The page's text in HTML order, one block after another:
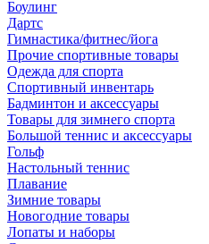
Боулинг
Дартс
Гимнастика/фитнес/йога
Прочие спортивные товары
Одежда для спорта
Спортивный инвентарь
Бадминтон и аксессуары
Товары для зимнего спорта
Большой теннис и аксессуары
Гольф
Настольный теннис
Плавание
Зимние товары
Новогодние товары
Лопаты и наборы